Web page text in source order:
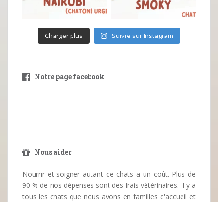
Charger plus Suivre sur Instagram
Notre page facebook
Nous aider
Nourrir et soigner autant de chats a un coût. Plus de
90 % de nos dépenses sont des frais vétérinaires. Il y a
tous les chats que nous avons en familles d'accueil et